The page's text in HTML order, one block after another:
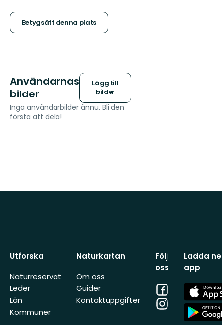
stjärnor
Betygsätt denna plats
Användarnas
bilder
Lägg till
bilder
Inga användarbilder ännu. Bli den
första att dela!
Utforska
Naturreservat
Leder
Län
Kommuner
Naturkartan
Om oss
Guider
Kontaktuppgifter
Följ
oss
Facebook
Instagram
Ladda
app
App
Store
App
Store